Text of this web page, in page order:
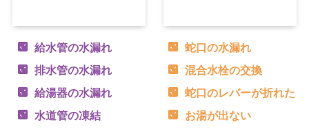
給水管の水漏れ
排水管の水漏れ
給湯器の水漏れ
水道管の凍結
蛇口の水漏れ
混合水栓の交換
蛇口のレバーが折れた
お湯が出ない